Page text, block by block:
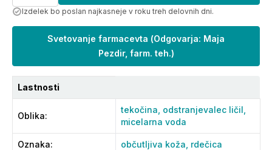
Izdelek bo poslan najkasneje v roku treh delovnih dni.
Svetovanje farmacevta (Odgovarja: Maja
Pezdir, farm. teh.)
Lastnosti
Oblika:
tekočina, odstranjevalec ličil,
micelarna voda
Oznaka: občutljiva koža, rdečica